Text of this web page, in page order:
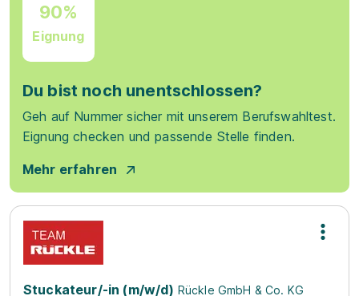
90%
Eignung
Du bist noch unentschlossen?
Geh auf Nummer sicher mit unserem Berufswahltest.
Eignung checken und passende Stelle finden.
Mehr erfahren
Stuckateur/-in (m/w/d) Rückle GmbH & Co. KG